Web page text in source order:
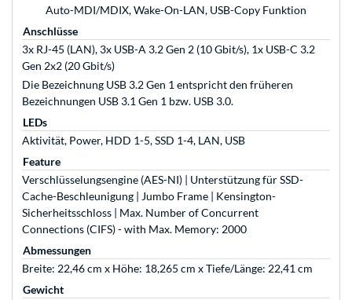
Auto-MDI/MDIX, Wake-On-LAN, USB-Copy Funktion
Anschlüsse
3x RJ-45 (LAN), 3x USB-A 3.2 Gen 2 (10 Gbit/s), 1x USB-C 3.2
Gen 2x2 (20 Gbit/s)
Die Bezeichnung USB 3.2 Gen 1 entspricht den früheren
Bezeichnungen USB 3.1 Gen 1 bzw. USB 3.0.
LEDs
Aktivität, Power, HDD 1-5, SSD 1-4, LAN, USB
Feature
Verschlüsselungsengine (AES-NI) | Unterstützung für SSD-
Cache-Beschleunigung | Jumbo Frame | Kensington-
Sicherheitsschloss | Max. Number of Concurrent
Connections (CIFS) - with Max. Memory: 2000
Abmessungen
Breite: 22,46 cm x Höhe: 18,265 cm x Tiefe/Länge: 22,41 cm
Gewicht